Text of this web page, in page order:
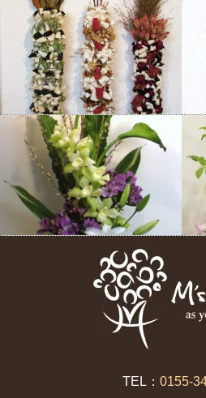
TEL： 0155-